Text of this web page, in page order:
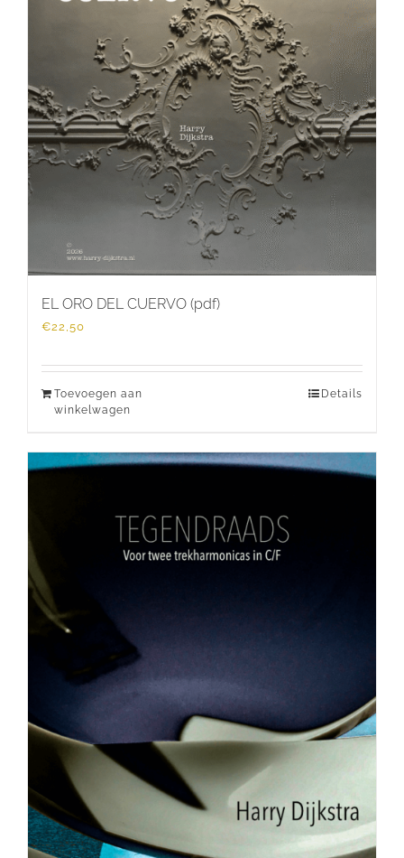
EL ORO DEL CUERVO (pdf)
€22,50
Toevoegen aan
winkelwagen
Details